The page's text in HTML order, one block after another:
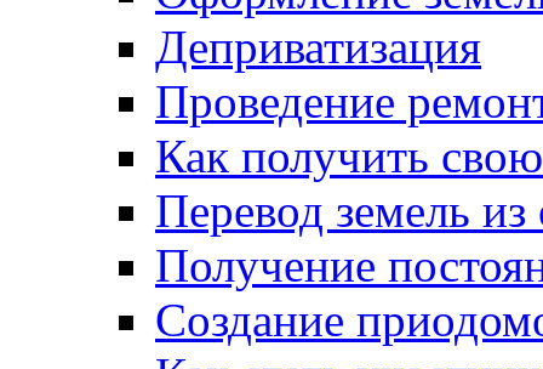
Деприватизация
Проведение
Как получить
Перевод земель
Получение
Создание